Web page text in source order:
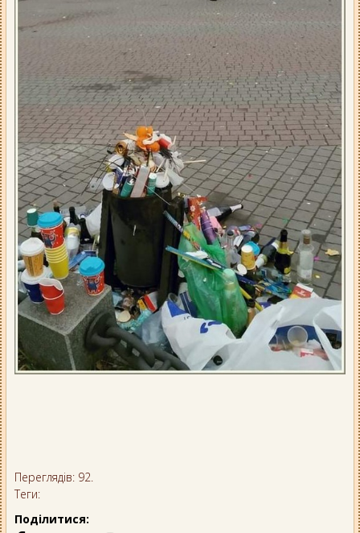
Переглядів: 92.
Теги:
Поділитися: